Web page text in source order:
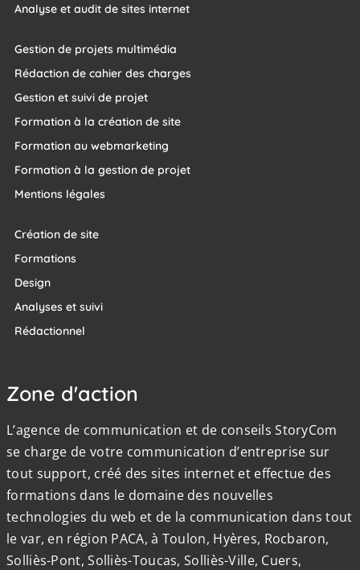
Analyse et audit de sites internet
Gestion de projets multimédia
Rédaction de cahier des charges
Gestion et suivi de projet
Formation à la création de site
Formation au webmarketing
Formation à la gestion de projet
Mentions légales
Création de site
Formations
Design
Analyses et suivi
Rédactionnel
Zone d'action
L’agence de communication et de conseils StoryCom
se charge de votre communication d’entreprise sur
tout support, créé des sites internet et effectue des
formations dans le domaine des nouvelles
technologies du web et de la communication dans tout
le var, en région PACA, à Toulon, Hyères, Rocbaron,
Solliès-Pont, Solliès-Toucas, Solliès-Ville, Cuers,